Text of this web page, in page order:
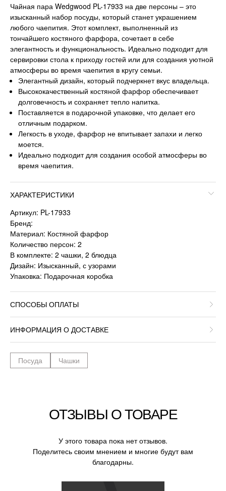
Чайная пара Wedgwood PL-17933 на две персоны – это
изысканный набор посуды, который станет украшением
любого чаепития. Этот комплект, выполненный из
тончайшего костяного фарфора, сочетает в себе
элегантность и функциональность. Идеально подходит для
сервировки стола к приходу гостей или для создания уютной
атмосферы во время чаепития в кругу семьи.
Элегантный дизайн, который подчеркнет вкус владельца.
Высококачественный костяной фарфор обеспечивает
долговечность и сохраняет тепло напитка.
Поставляется в подарочной упаковке, что делает его
отличным подарком.
Легкость в уходе, фарфор не впитывает запахи и легко
моется.
Идеально подходит для создания особой атмосферы во
время чаепития.
ХАРАКТЕРИСТИКИ
Артикул: PL-17933
Бренд:
Материал: Костяной фарфор
Количество персон: 2
В комплекте: 2 чашки, 2 блюдца
Дизайн: Изысканный, с узорами
Упаковка: Подарочная коробка
СПОСОБЫ ОПЛАТЫ
ИНФОРМАЦИЯ О ДОСТАВКЕ
Посуда Чашки
ОТЗЫВЫ О ТОВАРЕ
У этого товара пока нет отзывов.
Поделитесь своим мнением и многие будут вам
благодарны.